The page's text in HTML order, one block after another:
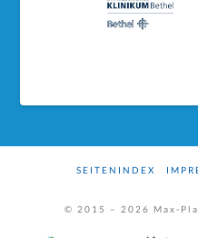
SEITENINDEX
© 2015 – 2026 Max-